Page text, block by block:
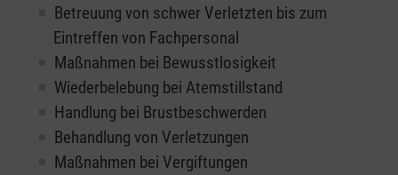
Betreuung von schwer Verletzten bis zum
Eintreffen von Fachpersonal
Maßnahmen bei Bewusstlosigkeit
Wiederbelebung bei Atemstillstand
Handlung bei Brustbeschwerden
Behandlung von Verletzungen
Maßnahmen bei Vergiftungen